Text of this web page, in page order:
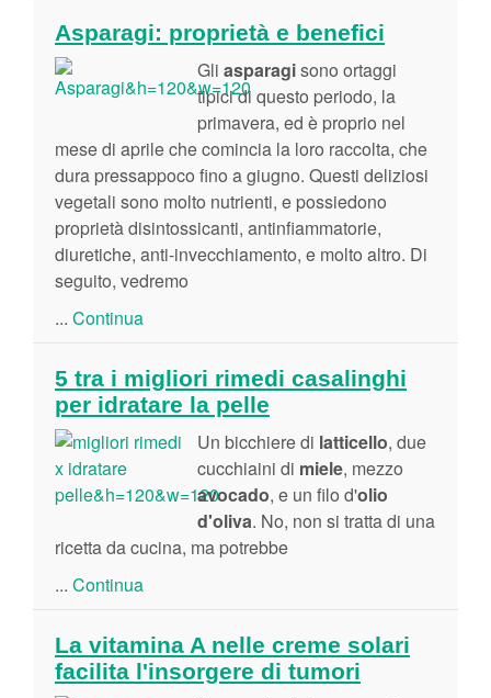
Asparagi: proprietà e benefici
Gli asparagisono ortaggi
tipici di questo periodo, la
primavera, ed è proprio nel
mese di aprile che comincia la loro raccolta, che
dura pressappoco fino a giugno. Questi deliziosi
vegetali sono molto nutrienti, e possiedono
proprietà disintossicanti, antinfiammatorie,
diuretiche, anti-invecchiamento, e molto altro. Di
seguito, vedremo
... Continua
5 tra i migliori rimedi casalinghi
per idratare la pelle
Un bicchiere di latticello, due
cucchiaini di miele, mezzo
avocado, e un filo d'olio
d'oliva. No, non si tratta di una
ricetta da cucina, ma potrebbe
... Continua
La vitamina A nelle creme solari
facilita l'insorgere di tumori